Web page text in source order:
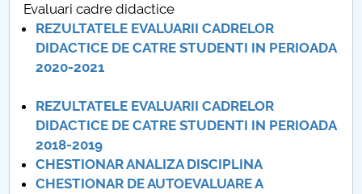
Consiliul de Administratie
Nr. de telefon si adrese Facultăți
Români de pretutindeni - ADMITERE
Senat
Evaluari cadre didactice
REZULTATELE EVALUARII CADRELOR
DIDACTICE DE CATRE STUDENTI IN PERIOADA
2020-2021
REZULTATELE EVALUARII CADRELOR
DIDACTICE DE CATRE STUDENTI IN PERIOADA
2018-2019
CHESTIONAR ANALIZA DISCIPLINA
CHESTIONAR DE AUTOEVALUARE A